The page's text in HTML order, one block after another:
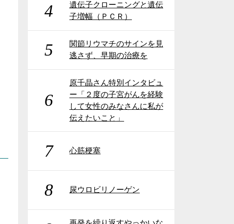
4
遺伝子クローニングと遺伝
子増幅（ＰＣＲ）
5
関節リウマチのサインを見
逃さず、早期の治療を
6
原千晶さん特別インタビュ
ー「２度の子宮がんを経験
して女性のみなさんに私が
伝えたいこと」
7 心筋梗塞
8 尿ウロビリノーゲン